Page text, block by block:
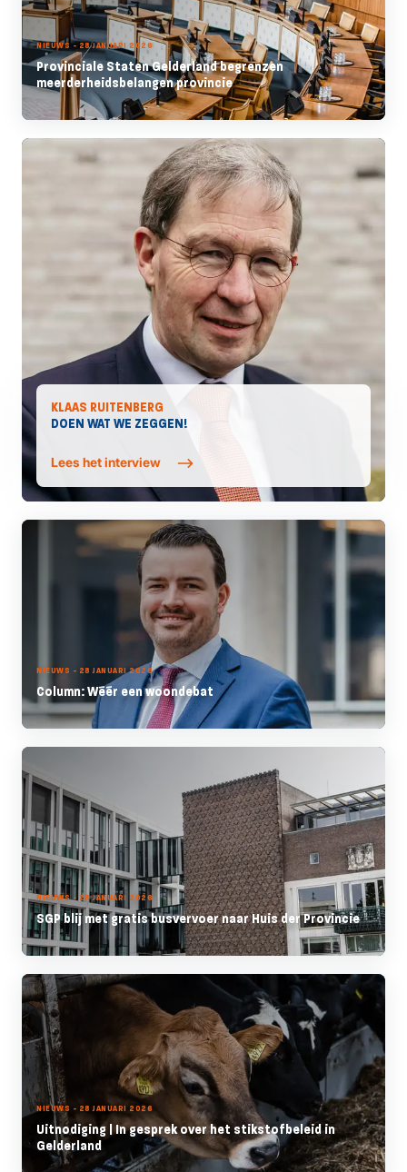
NIEUWS - 28 JANUARI 2026
Provinciale Staten Gelderland begrenzen
meerderheidsbelangen provincie
KLAAS RUITENBERG
DOEN WAT WE ZEGGEN!
Lees het interview
NIEUWS - 28 JANUARI 2026
Column: Wéér een woondebat
NIEUWS - 28 JANUARI 2026
SGP blij met gratis busvervoer naar Huis der Provincie
NIEUWS - 28 JANUARI 2026
Uitnodiging | In gesprek over het stikstofbeleid in
Gelderland